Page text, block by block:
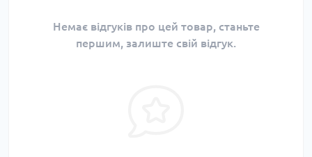
Немає відгуків про цей товар, станьте
першим, залиште свій відгук.